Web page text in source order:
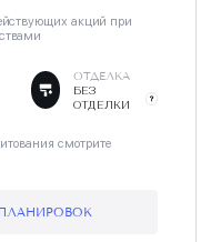
акций при
ОТДЕЛКА
БЕЗ
ОТДЕЛКИ
смотрите